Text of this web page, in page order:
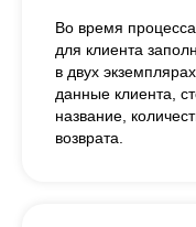
Во время
для клиента
в двух
данные клиента,
название,
возврата.